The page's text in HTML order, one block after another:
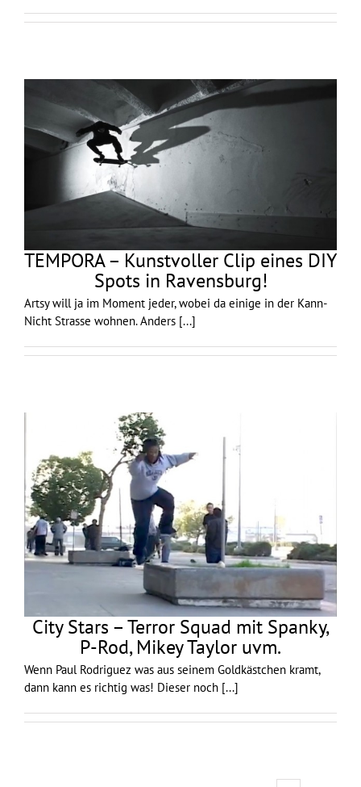
TEMPORA – Kunstvoller Clip eines DIY
Spots in Ravensburg!
Artsy will ja im Moment jeder, wobei da einige in der Kann-
Nicht Strasse wohnen. Anders [...]
City Stars – Terror Squad mit Spanky,
P-Rod, Mikey Taylor uvm.
Wenn Paul Rodriguez was aus seinem Goldkästchen kramt,
dann kann es richtig was! Dieser noch [...]